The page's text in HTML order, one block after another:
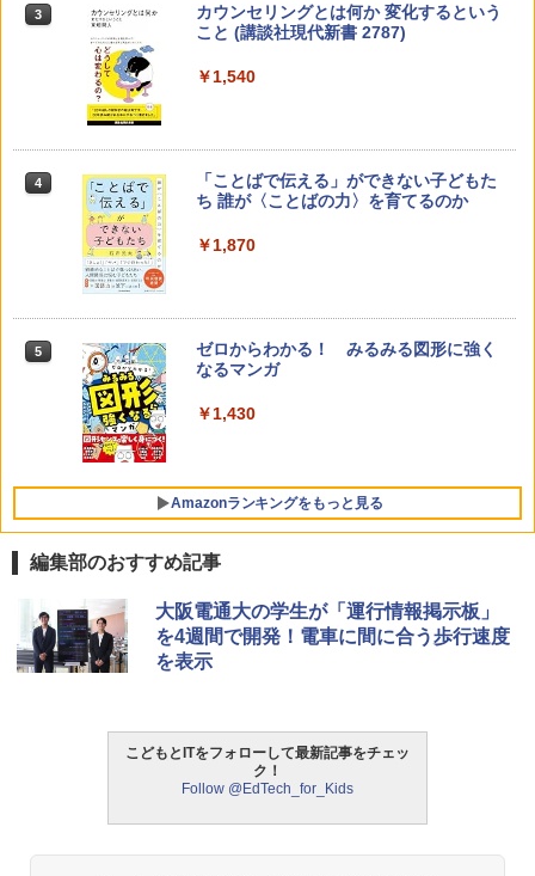
3
カウンセリングとは何か 変化するという
こと (講談社現代新書 2787)
￥1,540
4
「ことばで伝える」ができない子どもた
ち 誰が〈ことばの力〉を育てるのか
￥1,870
5
ゼロからわかる！ みるみる図形に強く
なるマンガ
￥1,430
Amazonランキングをもっと見る
1
Amazon Fire HD 10 キッズモデル (10イ
ンチ) ピンク 対象年齢3歳から 数千点の
キッズコンテンツが1年間使い放題
パイロット スイスイおえかき for Study
何回も書ける! れんしゅうボード ひらが
な・カタカナ・すうじ・ABC 3歳以上 知
1
タッチペンで音が聞ける!はじめてずかん
1000 英語つき ([バラエティ])
￥5,478
中学英語をもう一度ひとつひとつわかり
やすく。改訂版
￥2,750
1
ThinkFun ボードゲーム 「サーキット・
メイズ」 配線回路をプログラミングする
日本語説明書付 8歳~ 76341 誕生日 クリ
スマス
モルカ: 原子・分子に強くなるカードゲ
ーム
編集部のおすすめ記事
大阪電通大の学生が「運行情報掲示板」
を4週間で開発！電車に間に合う歩行速度
を表示
こどもとITをフォローして最新記事をチェッ
ク！
Follow @EdTech_for_Kids